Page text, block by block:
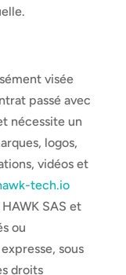
visée
passé avec
nécessite un
logos,
vidéos et
tech.io
SAS et
ou
sous
droits